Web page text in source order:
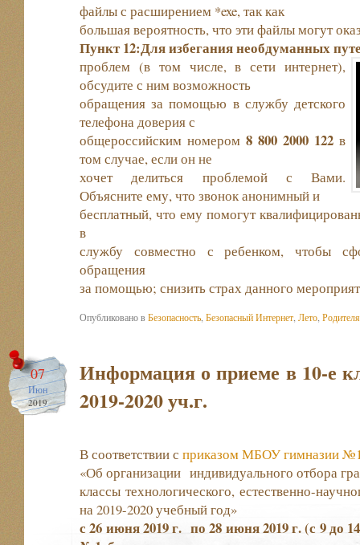
файлы с расширением *exe, так как
большая вероятность, что эти файлы могут
Пункт 12:Для избегания необдуманных
проблем (в том числе, в сети интернет),
обсудите с ним возможность
обращения за помощью в службу детского
телефона доверия с
общероссийским номером 8 800 2000 122 в
том случае, если он не
хочет делиться проблемой с Вами.
Объясните ему, что звонок анонимный и
бесплатный, что ему помогут
в
службу совместно с ребенком, чтобы
обращения
за помощью; снизить страх данного
Опубликовано вБезопасность Безопасный Интернет Лето
07
Июн
2019
Информация о приеме в 10-е
2019-2020 уч.г.
В соответствии с приказом МБОУ гимназии №1
«Об организации индивидуального отбора
классы технологического, естественно-
на 2019-2020 учебный год»
с 26 июня 2019 г. по 28 июня 2019 г. (с 9 до